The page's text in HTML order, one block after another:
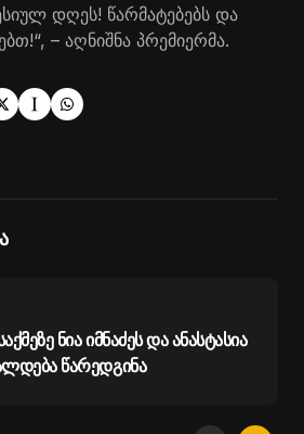
დღეს! წარმატებებს და
– აღნიშნა პრემიერმა.
ნია იმნაძეს და ანასტასია
წარედგინა